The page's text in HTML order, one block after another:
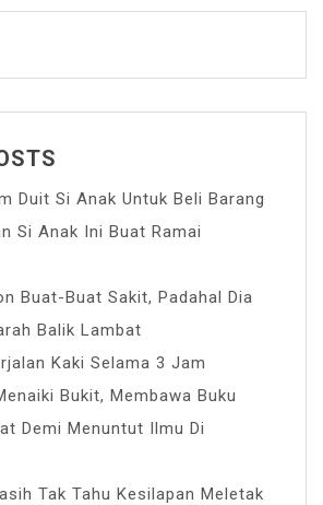
Duit Si Anak Untuk Beli Barang
Si Anak Ini Buat Ramai
Buat-Buat Sakit, Padahal Dia
Balik Lambat
Kaki Selama 3 Jam
Bukit, Membawa Buku
Demi Menuntut Ilmu Di
Tak Tahu Kesilapan Meletak